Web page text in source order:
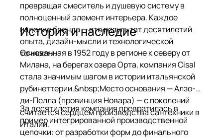
превращая смеситель и душевую систему в
полноценный элемент интерьера. Каждое
изделие бренда — это результат десятилетий
опыта, дизайн-мысли и технологической
точности.
История и наследие
Основанная в 1952 году в регионе к северу от
Милана, на берегах озера Орта, компания Cisal
стала значимым шагом в истории итальянской
рубинеттерии.&nbsp;Место основания — Алзо-
ди-Пелла (провинция Новара) — с поколений
считается сердцем производства сантехники в
Италии.
За десятилетия компания превратилась в
пример интегрированной производственной
цепочки: от разработки форм до финального